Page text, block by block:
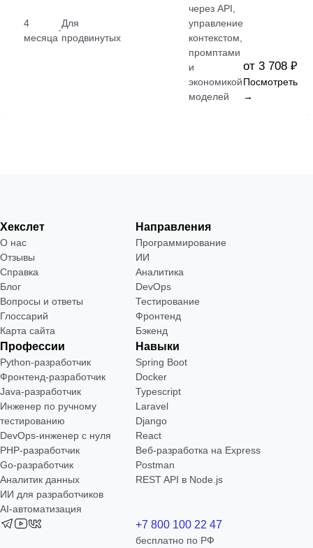
4
месяца
·
Для
продвинутых
через API,
управление
контекстом,
промптами
и
экономикой
моделей
от 3 708 ₽
Посмотреть
→
Хекслет
О нас
Отзывы
Справка
Блог
Вопросы и ответы
Глоссарий
Карта сайта
Направления
Программирование
ИИ
Аналитика
DevOps
Тестирование
Фронтенд
Бэкенд
Профессии
Python-разработчик
Фронтенд-разработчик
Java-разработчик
Инженер по ручному
тестированию
DevOps-инженер с нуля
РНР-разработчик
Go-разработчик
Аналитик данных
ИИ для разработчиков
AI-автоматизация
Навыки
Spring Boot
Docker
Typescript
Laravel
Django
React
Веб-разработка на Express
Postman
REST API в Node.js
+7 800 100 22 47
бесплатно по РФ